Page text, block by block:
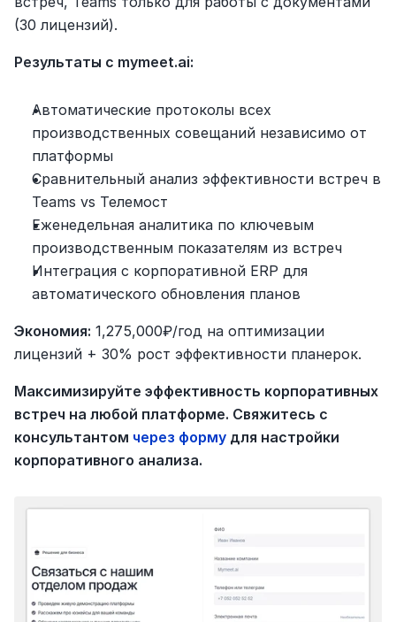
(30 лицензий).
Результаты с mymeet.ai:
Автоматические протоколы всех
производственных совещаний независимо от
платформы
Сравнительный анализ эффективности встреч в
Teams vs Телемост
Еженедельная аналитика по ключевым
производственным показателям из встреч
Интеграция с корпоративной ERP для
автоматического обновления планов
Экономия: 1,275,000₽/год на оптимизации
лицензий + 30% рост эффективности планерок.
Максимизируйте эффективность корпоративных
встреч на любой платформе. Свяжитесь с
консультантом через форму для настройки
корпоративного анализа.